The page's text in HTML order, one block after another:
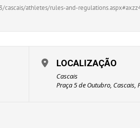
athletes/rules-and-
LOCALIZAÇÃO
Cascais
Praça 5 de Outubro, Cascais,